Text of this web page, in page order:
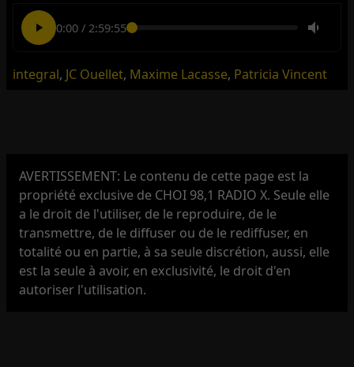
0:00/ 2:59:55
integral, JC Ouellet, Maxime Lacasse, Patricia Vincent
AVERTISSEMENT: Le contenu de cette page est la
propriété exclusive de CHOI 98,1 RADIO X. Seule elle
a le droit de l'utiliser, de le reproduire, de le
transmettre, de le diffuser ou de le rediffuser, en
totalité ou en partie, à sa seule discrétion, aussi, elle
est la seule à avoir, en exclusivité, le droit d'en
autoriser l'utilisation.